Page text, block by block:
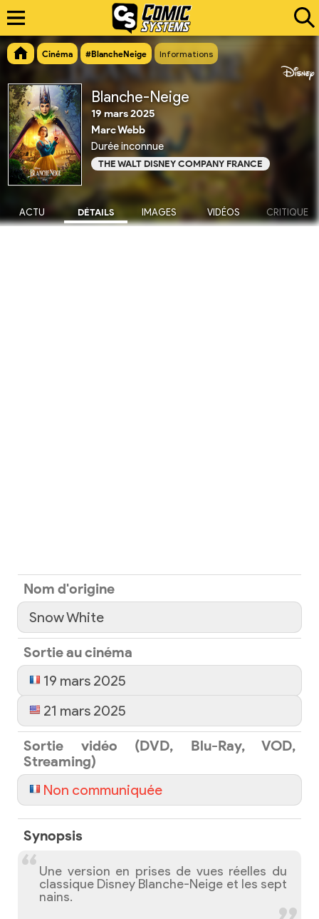
Cinéma #BlancheNeige Informations
Blanche-Neige
19 mars 2025
Marc Webb
Durée inconnue
THE WALT DISNEY COMPANY FRANCE
ACTU DÉTAILS IMAGES VIDÉOS CRITIQUE
Nom d'origine
Snow White
Sortie au cinéma
19 mars 2025
21 mars 2025
Sortie vidéo (DVD, Blu-Ray, VOD,
Streaming)
Non communiquée
Synopsis
Une version en prises de vues réelles du
classique Disney Blanche-Neige et les sept
nains.